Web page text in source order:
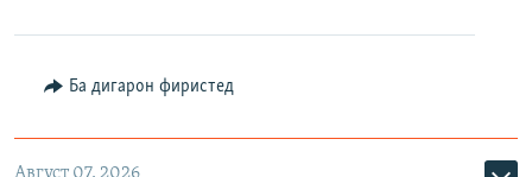
Ба дигарон фиристед
Август 07, 2026